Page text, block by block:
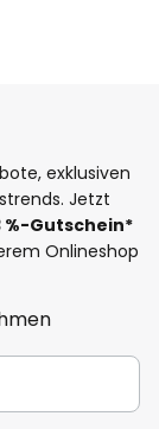
exklusiven
Jetzt
%-Gutschein*
Onlineshop